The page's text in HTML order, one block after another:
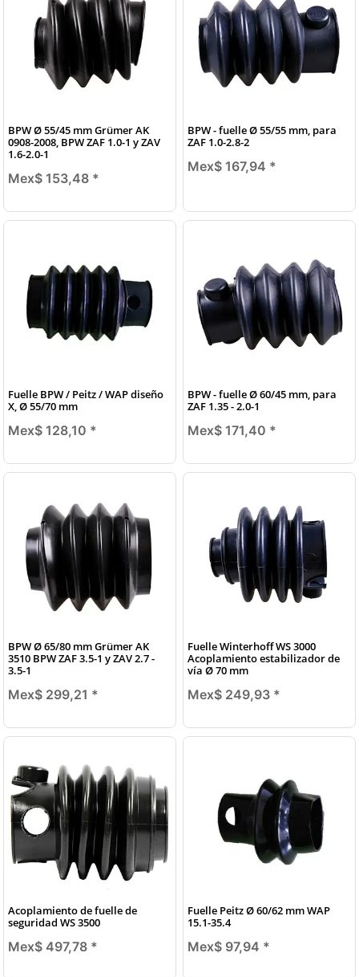
BPW Ø 55/45 mm Grümer AK
0908-2008, BPW ZAF 1.0-1 y ZAV
1.6-2.0-1
Mex$ 153,48 *
BPW - fuelle Ø 55/55 mm, para
ZAF 1.0-2.8-2
Mex$ 167,94 *
Fuelle BPW / Peitz / WAP diseño
X, Ø 55/70 mm
Mex$ 128,10 *
BPW - fuelle Ø 60/45 mm, para
ZAF 1.35 - 2.0-1
Mex$ 171,40 *
BPW Ø 65/80 mm Grümer AK
3510 BPW ZAF 3.5-1 y ZAV 2.7 -
3.5-1
Mex$ 299,21 *
Fuelle Winterhoff WS 3000
Acoplamiento estabilizador de
vía Ø 70 mm
Mex$ 249,93 *
Acoplamiento de fuelle de
seguridad WS 3500
Mex$ 497,78 *
Fuelle Peitz Ø 60/62 mm WAP
15.1-35.4
Mex$ 97,94 *